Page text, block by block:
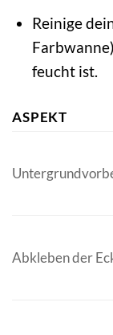
Reinige
feucht ist.
ASPEKT
Abkleben der